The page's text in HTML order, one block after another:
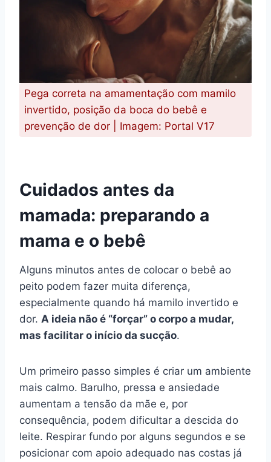
Pega correta na amamentação com mamilo
invertido, posição da boca do bebê e
prevenção de dor | Imagem: Portal V17
Cuidados antes da
mamada: preparando a
mama e o bebê
Alguns minutos antes de colocar o bebê ao
peito podem fazer muita diferença,
especialmente quando há mamilo invertido e
dor. A ideia não é “forçar” o corpo a mudar,
mas facilitar o início da sucção.
Um primeiro passo simples é criar um ambiente
mais calmo. Barulho, pressa e ansiedade
aumentam a tensão da mãe e, por
consequência, podem dificultar a descida do
leite. Respirar fundo por alguns segundos e se
posicionar com apoio adequado nas costas já